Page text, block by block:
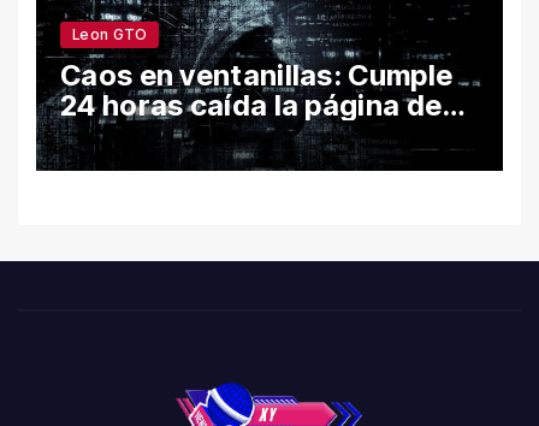
Leon GTO
Caos en ventanillas: Cumple
24 horas caída la página de
León por hackeo y congela
trámites